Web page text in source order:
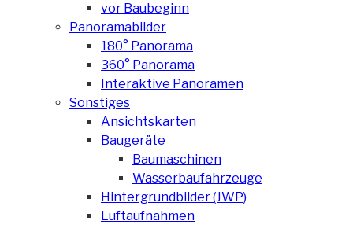
vor Baubeginn
Panoramabilder
180° Panorama
360° Panorama
Interaktive Panoramen
Sonstiges
Ansichtskarten
Baugeräte
Baumaschinen
Wasserbaufahrzeuge
Hintergrundbilder (JWP)
Luftaufnahmen